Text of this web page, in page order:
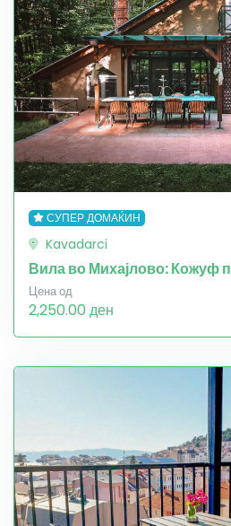
СУПЕР ДОМАЌИН
Kavadarci
Вила во Михајлово: Кожуф
Цена од
2,250.00 ден